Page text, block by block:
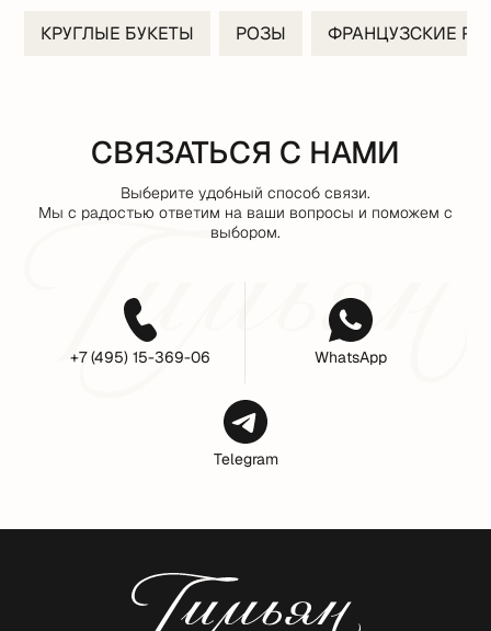
КРУГЛЫЕ БУКЕТЫ РОЗЫ ФРАНЦУЗСКИЕ
СВЯЗАТЬСЯ С НАМИ
Выберите удобный способ связи.
Мы с радостью ответим на ваши вопросы и поможем с
выбором.
+7 (495) 15-369-06 WhatsApp
Telegram